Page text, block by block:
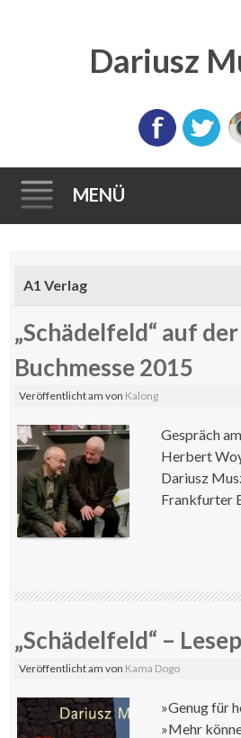
Dariusz
MENÜ
Inhalt
A1 Verlag
„Schädelfeld“ auf
Buchmesse 2015
Veröffentlicht amvon Kalong
Gespräch
Herbert
Dariusz
Frankfurter
„Schädelfeld“ –
Veröffentlicht amvon Kama Dogo
»Genug für
»Mehr